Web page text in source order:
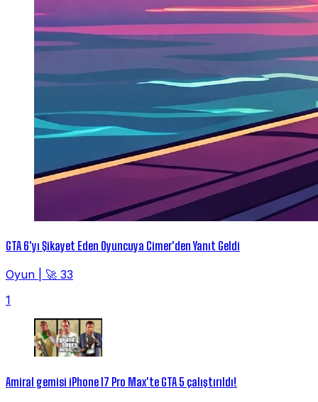
GTA 6'yı Şikayet Eden Oyuncuya Cimer'den Yanıt Geldi
Oyun
🚀 33
1
Amiral gemisi iPhone 17 Pro Max'te GTA 5 çalıştırıldı!